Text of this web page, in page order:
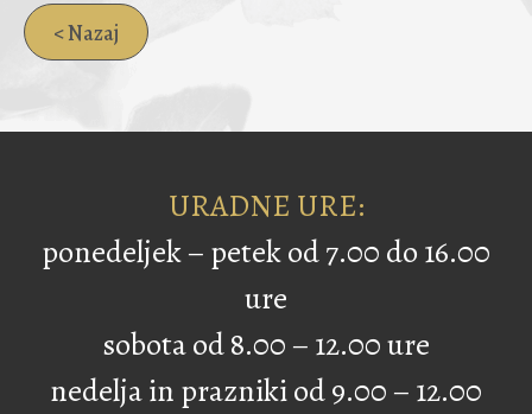
< Nazaj
URADNE URE:
ponedeljek – petek od 7.00 do 16.00
ure
sobota od 8.00 – 12.00 ure
nedelja in prazniki od 9.00 – 12.00